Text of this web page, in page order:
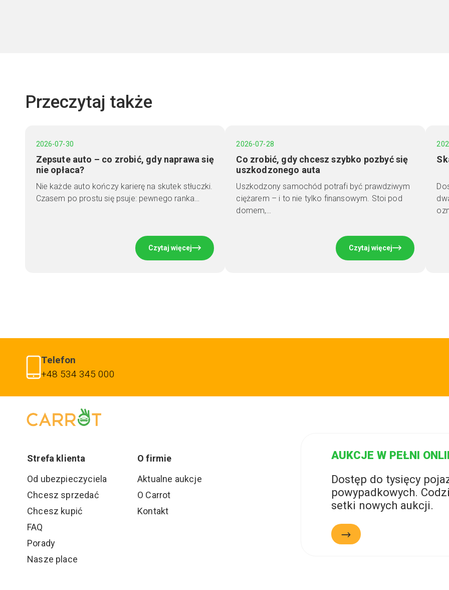
Przeczytaj także
2026-07-30
Zepsute auto – co zrobić, gdy naprawa się
nie opłaca?
Nie każde auto kończy karierę na skutek stłuczki.
Czasem po prostu się psuje: pewnego ranka…
Czytaj więcej
2026-07-28
Co zrobić, gdy chcesz szybko pozbyć się
uszkodzonego auta
Uszkodzony samochód potrafi być prawdziwym
ciężarem – i to nie tylko finansowym. Stoi pod
domem,…
Czytaj więcej
Telefon
+48 534 345 000
Strefa klienta
O firmie
Od ubezpieczyciela
Chcesz sprzedać
Chcesz kupić
FAQ
Porady
Nasze place
Aktualne aukcje
O Carrot
Kontakt
AUKCJE W PEŁNI
Dostęp do tysięcy
powypadkowych.
setki nowych aukcji.